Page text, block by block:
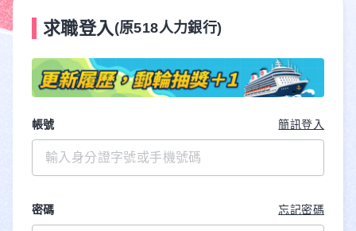
求職登入 (原518人力銀行)
帳號 簡訊登入
密碼 忘記密碼